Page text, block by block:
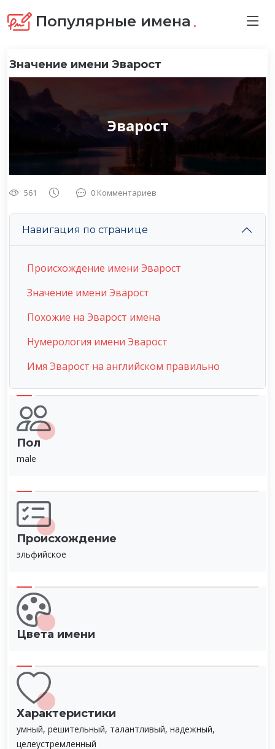
Популярные имена .
Значение имени Эварост
Эварост
561 0 Комментариев
Навигация по странице
Происхождение имени Эварост
Значение имени Эварост
Похожие на Эварост имена
Нумерология имени Эварост
Имя Эварост на английском правильно
Пол
male
Происхождение
эльфийское
Цвета имени
Характеристики
умный, решительный, талантливый, надежный,
целеустремленный